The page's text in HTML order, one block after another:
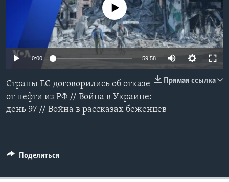
Learning English
СОЦИАЛЬНЫЕ СЕТИ
Языки
No media source currently available
0:00 59:58
Прямая ссылка
Страны ЕС договорились об отказе
от нефти из РФ // Война в Украине:
день 97 // Война в рассказах беженцев
Поделиться